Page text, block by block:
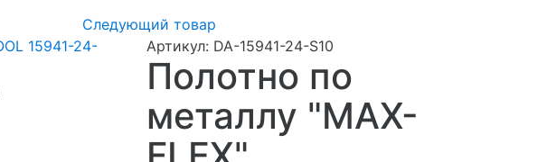
Следующий товар
Артикул: DA-15941-24-S10
Полотно по
металлу "MAX-